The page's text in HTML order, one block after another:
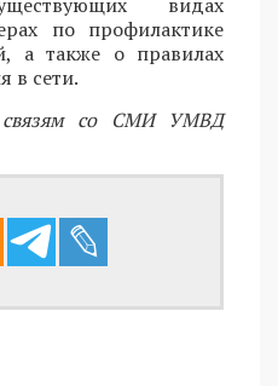
по профилактике
а также о правилах
в сети.
связям со СМИ УМВД